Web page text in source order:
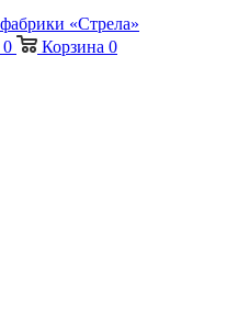
0 Корзина 0